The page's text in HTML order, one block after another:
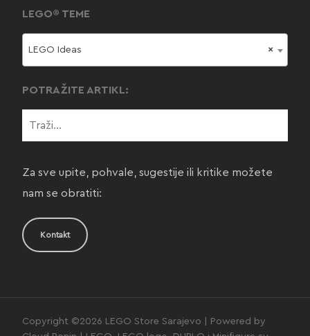
LEGO® TEME
×
LEGO Ideas
POTRAŽITE ARTIKL:
Za sve upite, pohvale, sugestije ili kritike možete
nam se obratiti:
Kontakt
Copyright ©2026 LEGO Store Sarajevo | Powered by